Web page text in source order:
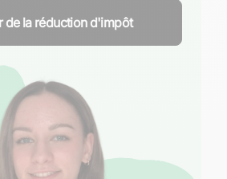
de la réduction d'impôt